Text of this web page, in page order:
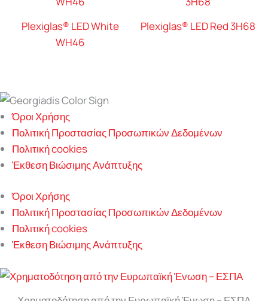
Plexiglas® LED White
WH46
Plexiglas® LED Red 3H68
Όροι Χρήσης
Πολιτική Προστασίας Προσωπικών Δεδομένων
Πολιτική cookies
Έκθεση Βιώσιμης Ανάπτυξης
Όροι Χρήσης
Πολιτική Προστασίας Προσωπικών Δεδομένων
Πολιτική cookies
Έκθεση Βιώσιμης Ανάπτυξης